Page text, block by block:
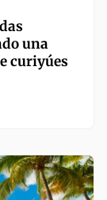
una
curiyúes